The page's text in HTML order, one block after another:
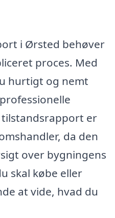
i Ørsted behøver
proces. Med
hurtigt og nemt
er
da den
over bygningens
skal købe eller
at vide, hvad du